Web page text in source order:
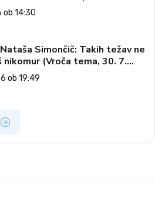
tema, 2. 8. 2026)
ob 14:30
Simončič: Takih težav ne
nikomur (Vroča tema, 30. 7.
ob 19:49